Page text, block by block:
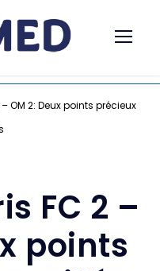
– OM 2: Deux points précieux
FC 2 –
points